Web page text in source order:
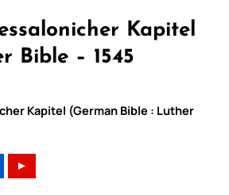
Kapitel
Bible – 1545
Kapitel (German Bible : Luther
►